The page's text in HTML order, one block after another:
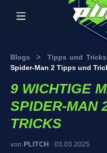
Blogs > Tipps und Tricks
Spider-Man 2 Tipps und
9 WICHTIGE
SPIDER-MAN
TRICKS
von PLITCH 03.03.2025